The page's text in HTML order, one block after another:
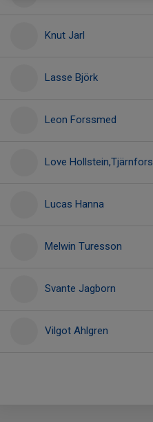
Knut Jarl
Lasse Björk
Leon Forssmed
Love Hollstein,Tjärnfors
Lucas Hanna
Melwin Turesson
Svante Jagborn
Vilgot Ahlgren